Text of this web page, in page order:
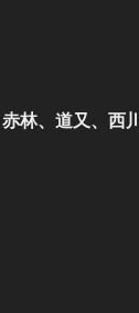
林、道又、西